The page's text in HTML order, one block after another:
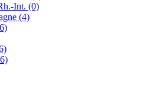
Int. (0)
(4)